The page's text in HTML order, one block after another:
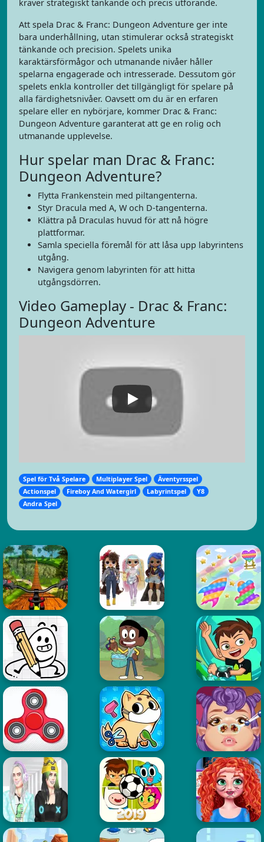
kräver strategiskt tänkande och precis utförande.
Att spela Drac & Franc: Dungeon Adventure ger inte
bara underhållning, utan stimulerar också strategiskt
tänkande och precision. Spelets unika
karaktärsförmågor och utmanande nivåer håller
spelarna engagerade och intresserade. Dessutom gör
spelets enkla kontroller det tillgängligt för spelare på
alla färdighetsnivåer. Oavsett om du är en erfaren
spelare eller en nybörjare, kommer Drac & Franc:
Dungeon Adventure garanterat att ge en rolig och
utmanande upplevelse.
Hur spelar man Drac & Franc:
Dungeon Adventure?
Flytta Frankenstein med piltangenterna.
Styr Dracula med A, W och D-tangenterna.
Klättra på Draculas huvud för att nå högre
plattformar.
Samla speciella föremål för att låsa upp labyrintens
utgång.
Navigera genom labyrinten för att hitta
utgångsdörren.
Video Gameplay - Drac & Franc:
Dungeon Adventure
Spel för Två Spelare Multiplayer Spel
Äventyrsspel
Actionspel
Fireboy And Watergirl Labyrintspel
Y8
Andra Spel